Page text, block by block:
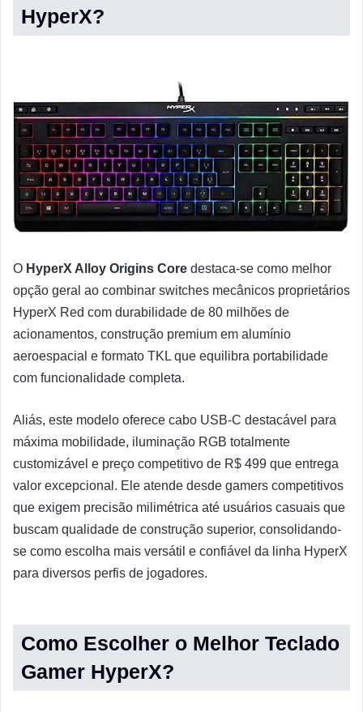
HyperX?
O HyperX Alloy Origins Core destaca-se como melhor
opção geral ao combinar switches mecânicos proprietários
HyperX Red com durabilidade de 80 milhões de
acionamentos, construção premium em alumínio
aeroespacial e formato TKL que equilibra portabilidade
com funcionalidade completa.
Aliás, este modelo oferece cabo USB-C destacável para
máxima mobilidade, iluminação RGB totalmente
customizável e preço competitivo de R$ 499 que entrega
valor excepcional. Ele atende desde gamers competitivos
que exigem precisão milimétrica até usuários casuais que
buscam qualidade de construção superior, consolidando-
se como escolha mais versátil e confiável da linha HyperX
para diversos perfis de jogadores.
Como Escolher o Melhor Teclado
Gamer HyperX?